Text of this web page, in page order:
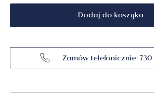
Dodaj do koszyka
Zamów telefonicznie: